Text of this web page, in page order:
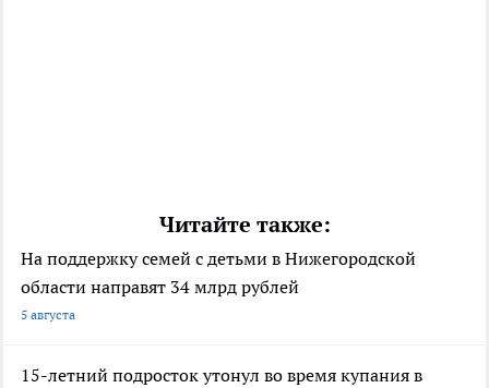
Читайте также:
На поддержку семей с детьми в Нижегородской
области направят 34 млрд рублей
5 августа
15-летний подросток утонул во время купания в